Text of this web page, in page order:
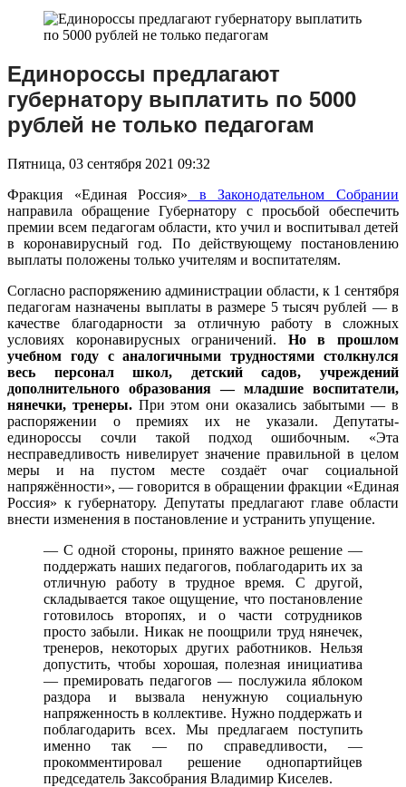
Единороссы предлагают
губернатору выплатить по 5000
рублей не только педагогам
Пятница, 03 сентября 2021 09:32
Фракция «Единая Россия» в Законодательном Собрании
направила обращение Губернатору с просьбой обеспечить
премии всем педагогам области, кто учил и воспитывал детей
в коронавирусный год. По действующему постановлению
выплаты положены только учителям и воспитателям.
Согласно распоряжению администрации области, к 1 сентября
педагогам назначены выплаты в размере 5 тысяч рублей — в
качестве благодарности за отличную работу в сложных
условиях коронавирусных ограничений. Но в прошлом
учебном году с аналогичными трудностями столкнулся
весь персонал школ, детский садов, учреждений
дополнительного образования — младшие воспитатели,
нянечки, тренеры.При этом они оказались забытыми — в
распоряжении о премиях их не указали. Депутаты-
единороссы сочли такой подход ошибочным. «Эта
несправедливость нивелирует значение правильной в целом
меры и на пустом месте создаёт очаг социальной
напряжённости», — говорится в обращении фракции «Единая
Россия» к губернатору. Депутаты предлагают главе области
внести изменения в постановление и устранить упущение.
— С одной стороны, принято важное решение —
поддержать наших педагогов, поблагодарить их за
отличную работу в трудное время. С другой,
складывается такое ощущение, что постановление
готовилось второпях, и о части сотрудников
просто забыли. Никак не поощрили труд нянечек,
тренеров, некоторых других работников. Нельзя
допустить, чтобы хорошая, полезная инициатива
— премировать педагогов — послужила яблоком
раздора и вызвала ненужную социальную
напряженность в коллективе. Нужно поддержать и
поблагодарить всех. Мы предлагаем поступить
именно так — по справедливости, —
прокомментировал решение однопартийцев
председатель Заксобрания Владимир Киселев.